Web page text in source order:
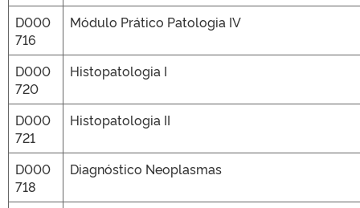
D000
716
Módulo Prático Patologia IV
D000
720
Histopatologia I
D000
721
Histopatologia II
D000
718
Diagnóstico Neoplasmas